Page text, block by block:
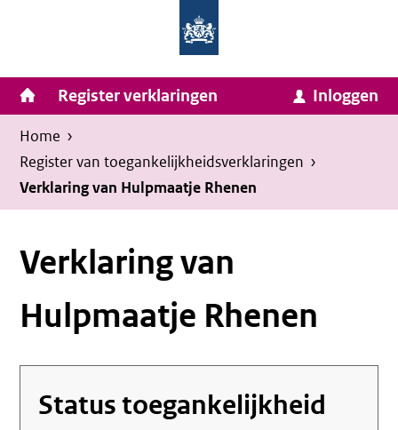
inhoud
van
Zaken
en
Koninkrijksrelaties
Homepage
van
Invulassistent
Toegankelijkheidsverklaring
Toegankelijkheidsverklaring
Hoofdnavigatie
Register verklaringen Inloggen
Kruimelpad
U
bevindt
zich
hier:
Home ›
Register van toegankelijkheids­verklaringen ›
Verklaring van Hulpmaatje Rhenen
Verklaring van
Hulpmaatje Rhenen
Status toegankelijkheid